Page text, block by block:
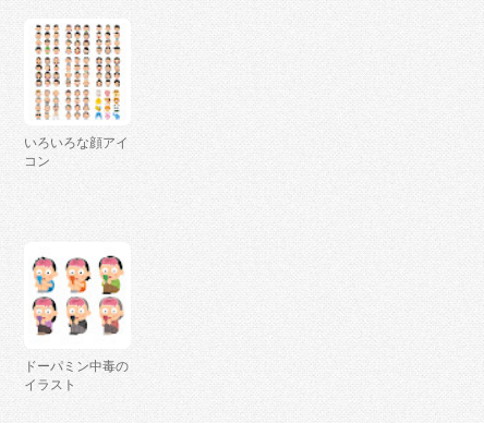
いろいろな顔アイ
コン
ドーパミン中毒の
イラスト